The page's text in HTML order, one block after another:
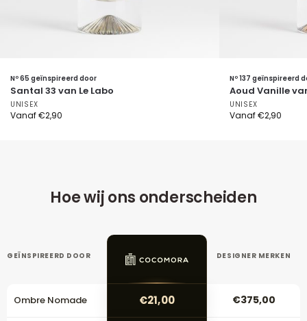
Nº 65 geïnspireerd door
Santal 33 van Le Labo
UNISEX
Vanaf€2,90
Nº 137 geïnspireerd
Aoud Vanille
UNISEX
Vanaf€2,90
Hoe wij ons onderscheiden
GEÏNSPIREERD DOOR DESIGNER MERKEN
Ombre Nomade €21,00 €375,00